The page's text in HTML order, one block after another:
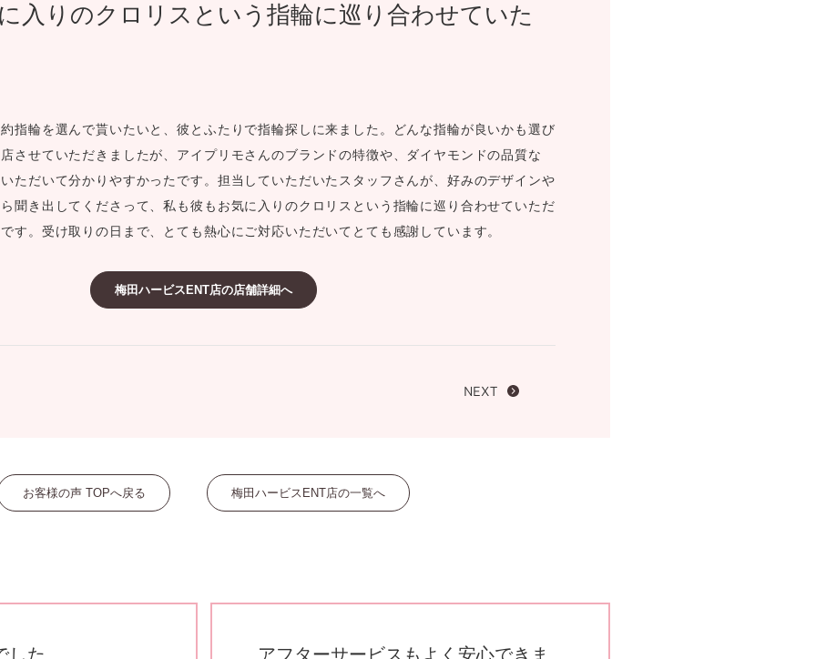
スダイヤモンド&バースストー
プ
覧
予約について
入りのクロリスという指輪に巡り合わせていた
指輪を選んで貰いたいと、彼とふたりで指輪探しに来ました。どんな指輪が良いかも選び
させていただきましたが、アイプリモさんのブランドの特徴や、ダイヤモンドの品質な
ただいて分かりやすかったです。担当していただいたスタッフさんが、好みのデザインや
聞き出してくださって、私も彼もお気に入りのクロリスという指輪に巡り合わせていただ
す。受け取りの日まで、とても熱心にご対応いただいてとても感謝しています。
梅田ハービスENT店の店舗詳細へ
NEXT
お客様の声 TOPへ戻る 梅田ハービスENT店の一覧へ
した
アフターサービスもよく安心できま